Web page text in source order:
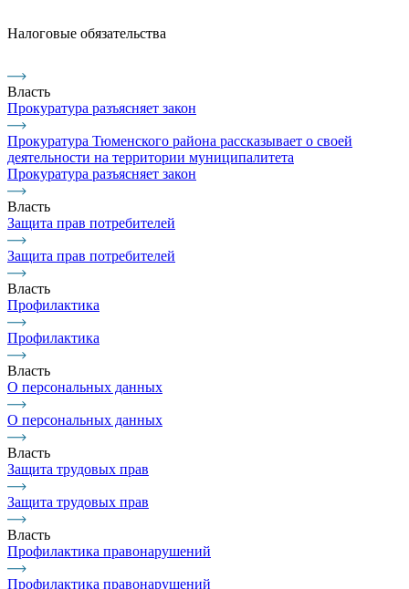
Налоговые обязательства
Власть
Прокуратура разъясняет закон
Прокуратура Тюменского района рассказывает о своей
деятельности на территории муниципалитета
Прокуратура разъясняет закон
Власть
Защита прав потребителей
Защита прав потребителей
Власть
Профилактика
Профилактика
Власть
О персональных данных
О персональных данных
Власть
Защита трудовых прав
Защита трудовых прав
Власть
Профилактика правонарушений
Профилактика правонарушений